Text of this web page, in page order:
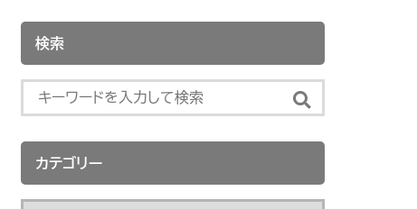
検索
カテゴリー